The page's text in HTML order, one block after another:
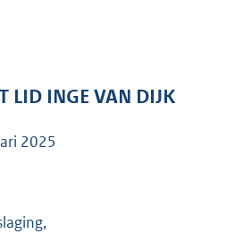
:
LID INGE VAN DIJK
2025